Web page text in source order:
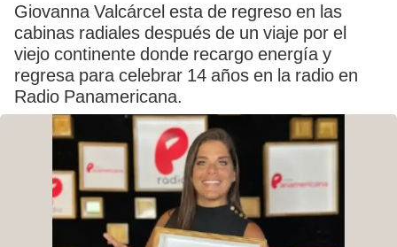
Giovanna Valcárcel esta de regreso en las
cabinas radiales después de un viaje por el
viejo continente donde recargo energía y
regresa para celebrar 14 años en la radio en
Radio Panamericana.